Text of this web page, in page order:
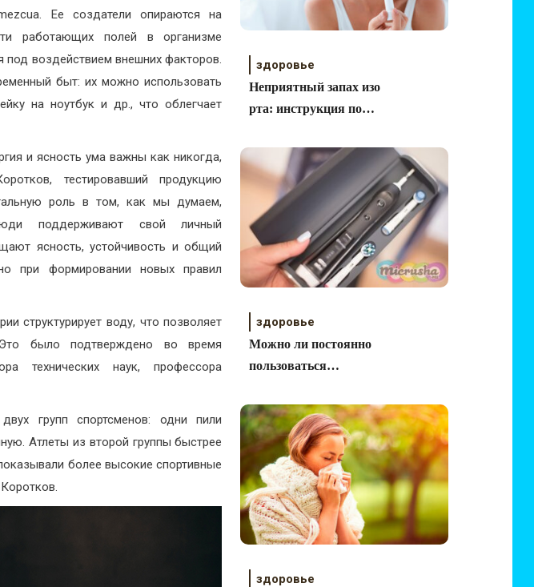
Ее создатели опираются на
работающих полей в организме
воздействием внешних факторов.
быт: их можно использовать
на ноутбук и др., что облегчает
и ясность ума важны как никогда,
тестировавший продукцию
роль в том, как мы думаем,
поддерживают свой личный
ясность, устойчивость и общий
при формировании новых правил
структурирует воду, что позволяет
было подтверждено во время
технических наук, профессора
групп спортсменов: одни пили
Атлеты из второй группы быстрее
более высокие спортивные
здоровье
Неприятный запах изо
рта: инструкция по
здоровье
Можно ли постоянно
пользоваться
щеткой?
здоровье